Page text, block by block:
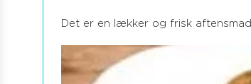
Det er en lækker og frisk